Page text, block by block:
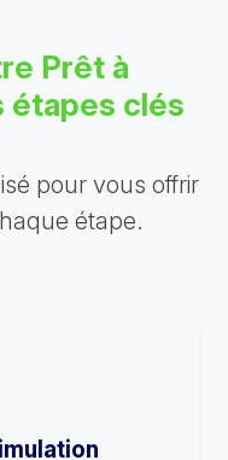
Prêt à
étapes clés
pour vous offrir
étape.